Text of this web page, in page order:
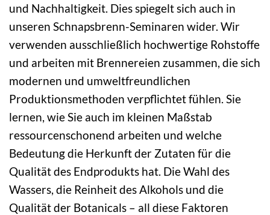
und Nachhaltigkeit. Dies spiegelt sich auch in
unseren Schnapsbrenn-Seminaren wider. Wir
verwenden ausschließlich hochwertige Rohstoffe
und arbeiten mit Brennereien zusammen, die sich
modernen und umweltfreundlichen
Produktionsmethoden verpflichtet fühlen. Sie
lernen, wie Sie auch im kleinen Maßstab
ressourcenschonend arbeiten und welche
Bedeutung die Herkunft der Zutaten für die
Qualität des Endprodukts hat. Die Wahl des
Wassers, die Reinheit des Alkohols und die
Qualität der Botanicals – all diese Faktoren